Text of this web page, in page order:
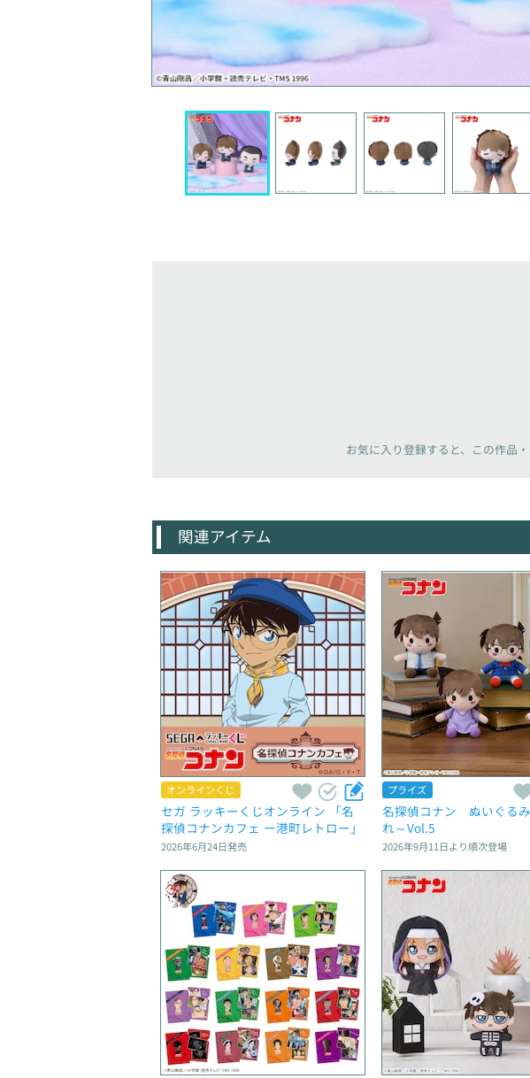
お気に入り登録すると、 この作品
関連アイテム
オンラインくじ
セガ ラッキーくじオンライン 「名
探偵コナンカフェ ー港町レトロー」
2026年6月24日発売
プライズ
名探偵コナン　ぬいぐる
れ～Vol.5
2026年9月11日より順次登場